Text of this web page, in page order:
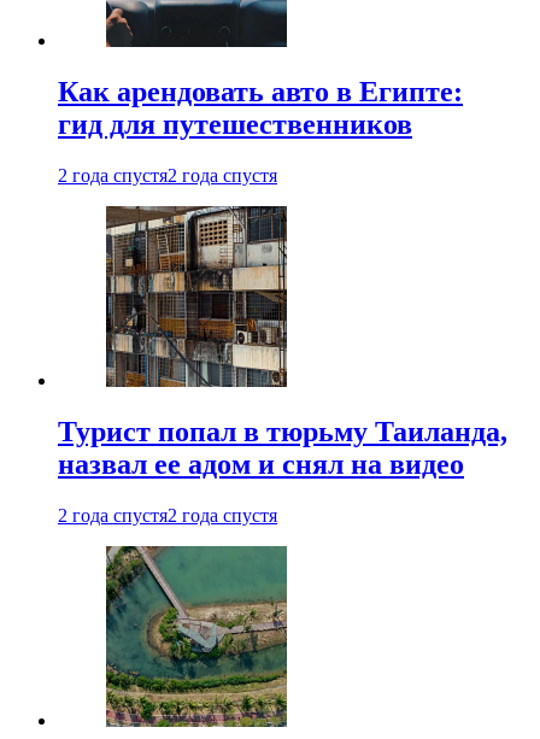
Как арендовать авто в Египте:
гид для путешественников
2 года спустя2 года спустя
Турист попал в тюрьму Таиланда,
назвал ее адом и снял на видео
2 года спустя2 года спустя